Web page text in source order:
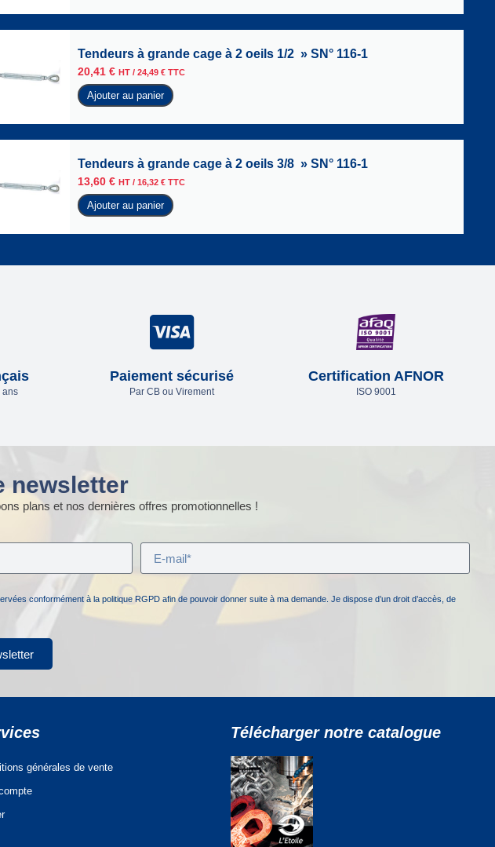
Tendeurs à grande cage à 2 oeils 1/2 » SN° 116-1
20,41 € HT / 24,49 € TTC
Ajouter au panier
Tendeurs à grande cage à 2 oeils 3/8 » SN° 116-1
13,60 € HT / 16,32 € TTC
Ajouter au panier
ans
Paiement sécurisé
Par CB ou Virement
Certification AFNOR
ISO 9001
newsletter
plans et nos dernières offres promotionnelles !
conformément à la politique RGPD afin de pouvoir donner suite à ma demande. Je dispose d’un droit d’accès, de
générales de vente
Télécharger notre catalogue